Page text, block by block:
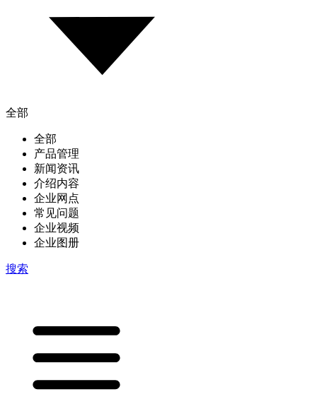
全部
全部
产品管理
新闻资讯
介绍内容
企业网点
常见问题
企业视频
企业图册
搜索